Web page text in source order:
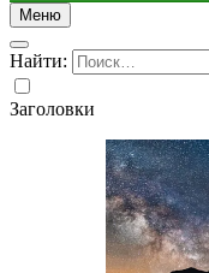
Меню
Найти:
Заголовки